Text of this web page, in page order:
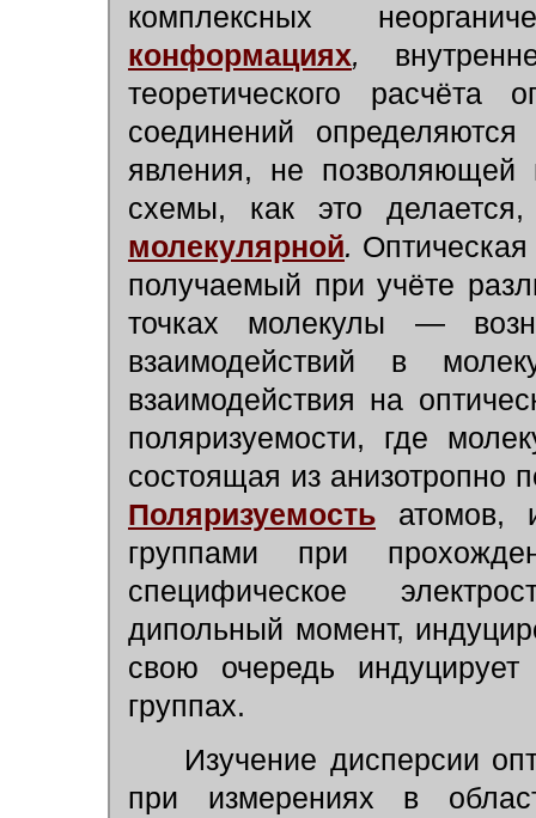
комплексных
конформациях,
теоретического расчёта
соединений
явления, не позволяющей
схемы, как это
молекулярной.
получаемый при учёте
точках молекулы —
взаимодействий в
взаимодействия на
поляризуемости, где
состоящая из анизотропно
Поляризуемость атомов,
группами при
специфическое
дипольный момент,
свою очередь
группах.
Изучение дисперсии
при измерениях в